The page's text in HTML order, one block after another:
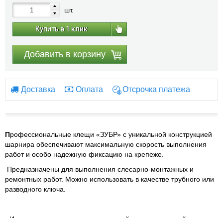
шт.
Купить в 1 клик
Добавить в корзину
Доставка Оплата Отсрочка платежа
Профессиональные клещи «ЗУБР» с уникальной конструкцией
шарнира обеспечивают максимальную скорость выполнения
работ и особо надежную фиксацию на крепеже.
Предназначены для выполнения слесарно-монтажных и
ремонтных работ. Можно использовать в качестве трубного или
разводного ключа.